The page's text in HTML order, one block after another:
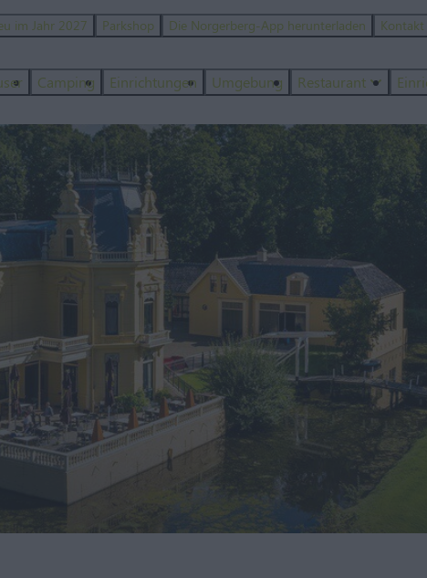
im Jahr 2027 Parkshop Die Norgerberg-App herunterladen Kontakt
Camping Einrichtungen Umgebung Restaurant